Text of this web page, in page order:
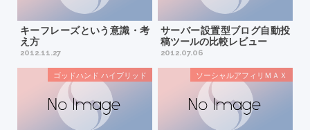
キーフレーズという意識・考
え方
2012.11.27
サーバー設置型ブログ自動投
稿ツールの比較レビュー
2012.07.06
ゴッドハンド ハイブリッド ソーシャルアフィリＭＡＸ